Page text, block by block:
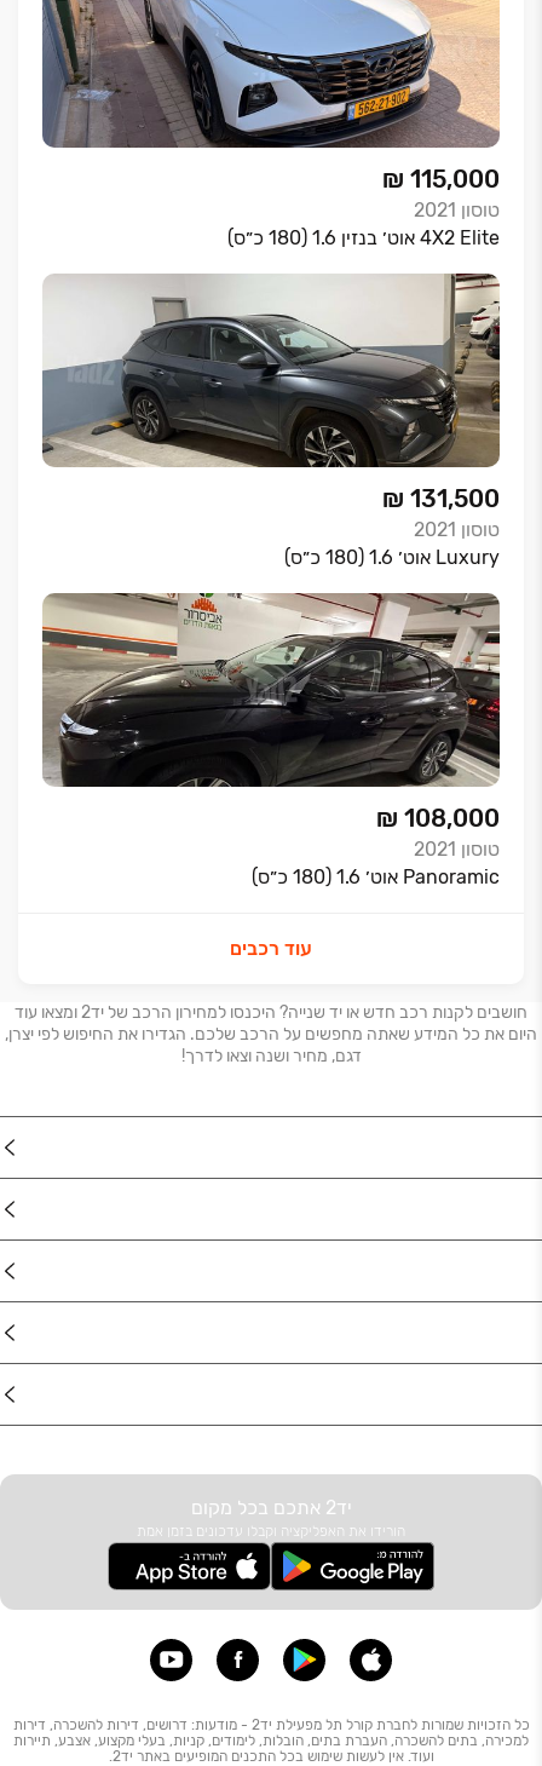
₪ 115,000
טוסון 2021
4X2 Elite אוט׳ בנזין 1.6 (180 כ״ס)
₪ 131,500
טוסון 2021
Luxury אוט׳ 1.6 (180 כ״ס)
₪ 108,000
טוסון 2021
Panoramic אוט׳ 1.6 (180 כ״ס)
עוד רכבים
חושבים לקנות רכב חדש או יד שנייה? היכנסו למחירון הרכב של יד2 ומצאו עוד
היום את כל המידע שאתה מחפשים על הרכב שלכם. הגדירו את החיפוש לפי יצרן,
דגם, מחיר ושנה וצאו לדרך!
יד2 אתכם בכל מקום
הורידו את האפליקציה וקבלו עדכונים בזמן אמת
כל הזכויות שמורות לחברת קורל תל מפעילת יד2 - מודעות: דרושים, דירות להשכרה, דירות
למכירה, בתים להשכרה, העברת בתים, הובלות, לימודים, קניות, בעלי מקצוע, אצבע, תיירות
ועוד. אין לעשות שימוש בכל התכנים המופיעים באתר יד2.